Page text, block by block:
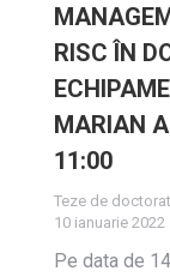
RISC ÎN
MARIAN
11:00
Teze de
10 ianuarie 2022
Pe data de